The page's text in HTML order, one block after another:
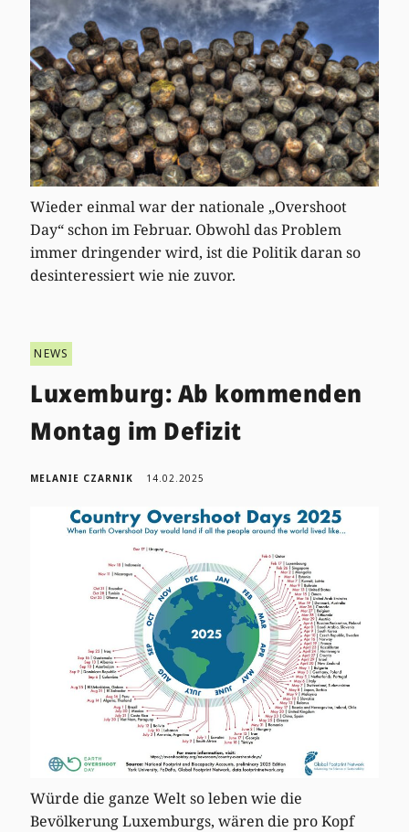
Wieder einmal war der nationale „Overshoot
Day“ schon im Februar. Obwohl das Problem
immer dringender wird, ist die Politik daran so
desinteressiert wie nie zuvor.
NEWS
Luxemburg: Ab kommenden
Montag im Defizit
MELANIE CZARNIK 14.02.2025
Würde die ganze Welt so leben wie die
Bevölkerung Luxemburgs, wären die pro Kopf